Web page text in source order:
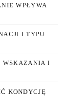
WPŁYWA
I TYPU
WSKAZANIA I
KONDYCJĘ